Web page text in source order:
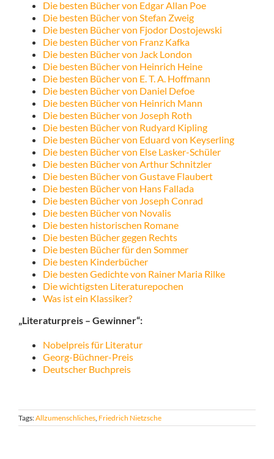
Die besten Bücher von Edgar Allan Poe
Die besten Bücher von Stefan Zweig
Die besten Bücher von Fjodor Dostojewski
Die besten Bücher von Franz Kafka
Die besten Bücher von Jack London
Die besten Bücher von Heinrich Heine
Die besten Bücher von E. T. A. Hoffmann
Die besten Bücher von Daniel Defoe
Die besten Bücher von Heinrich Mann
Die besten Bücher von Joseph Roth
Die besten Bücher von Rudyard Kipling
Die besten Bücher von Eduard von Keyserling
Die besten Bücher von Else Lasker-Schüler
Die besten Bücher von Arthur Schnitzler
Die besten Bücher von Gustave Flaubert
Die besten Bücher von Hans Fallada
Die besten Bücher von Joseph Conrad
Die besten Bücher von Novalis
Die besten historischen Romane
Die besten Bücher gegen Rechts
Die besten Bücher für den Sommer
Die besten Kinderbücher
Die besten Gedichte von Rainer Maria Rilke
Die wichtigsten Literaturepochen
Was ist ein Klassiker?
„Literaturpreis – Gewinner“:
Nobelpreis für Literatur
Georg-Büchner-Preis
Deutscher Buchpreis
Tags:Allzumenschliches, Friedrich Nietzsche